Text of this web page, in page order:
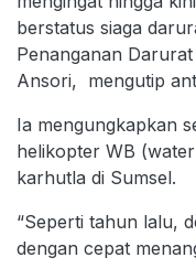
berstatus siaga
Penanganan
Ansori, mengutip
Ia mengungkapkan
helikopter WB
karhutla di Sumsel.
“Seperti tahun lalu,
dengan cepat